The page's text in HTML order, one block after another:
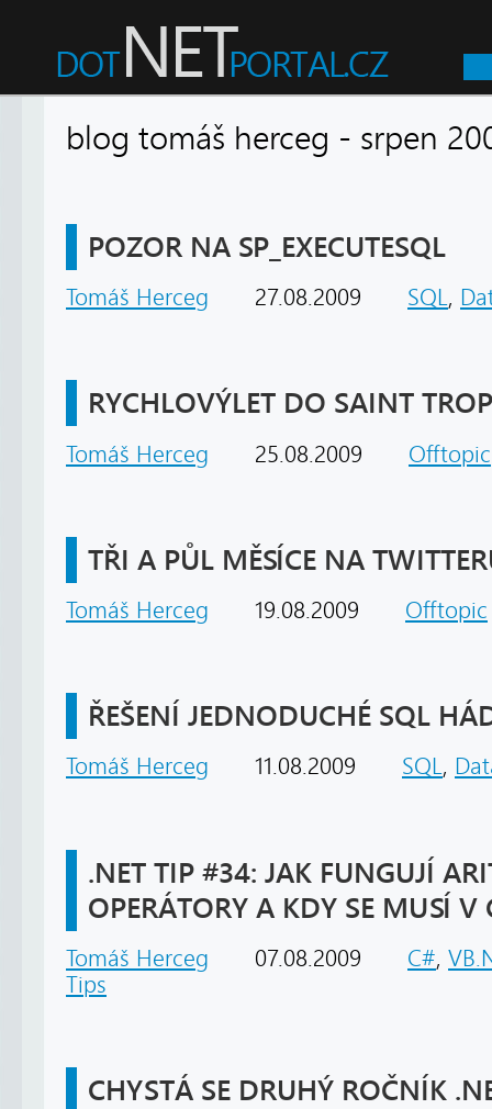
blog tomáš herceg - srpen
POZOR NA SP_EXECUTESQL
Tomáš Herceg 27.08.2009 SQL,
RYCHLOVÝLET DO SAINT
Tomáš Herceg 25.08.2009 Offtopic
TŘI A PŮL MĚSÍCE NA
Tomáš Herceg 19.08.2009 Offtopic
ŘEŠENÍ JEDNODUCHÉ SQL
Tomáš Herceg 11.08.2009 SQL,
.NET TIP #34: JAK FUNGUJÍ
OPERÁTORY A KDY SE MUSÍ V
Tomáš Herceg 07.08.2009 C#,
Tips
CHYSTÁ SE DRUHÝ ROČNÍK